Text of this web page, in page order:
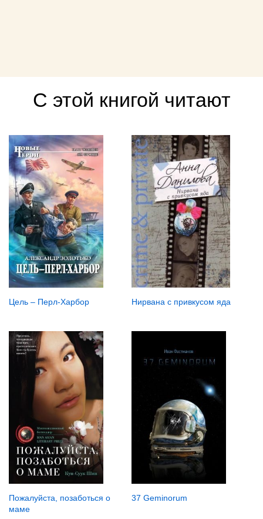
С этой книгой читают
Цель – Перл-Харбор Нирвана с привкусом яда
Пожалуйста, позаботься о
маме
37 Geminorum